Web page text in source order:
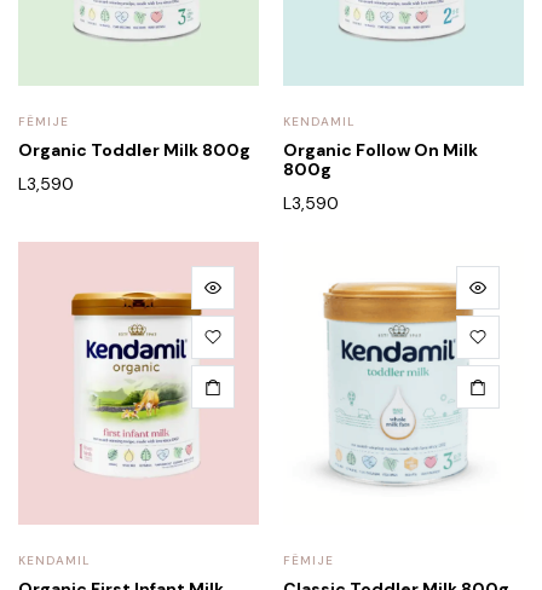
FËMIJE
Organic Toddler Milk 800g
L3,590
KENDAMIL
Organic Follow On Milk
800g
L3,590
KENDAMIL FËMIJE